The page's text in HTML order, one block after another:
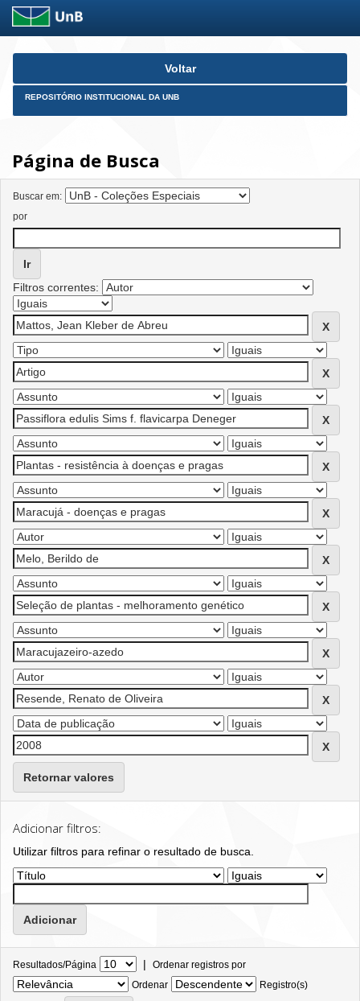
Skip
Voltar
REPOSITÓRIO INSTITUCIONAL DA UNB
Página de Busca
Buscar em:
por
Filtros correntes:
Retornar valores
Adicionar filtros:
Utilizar filtros para refinar o resultado de busca.
Resultados/Página | Ordenar registros por
Ordenar
Registro(s)